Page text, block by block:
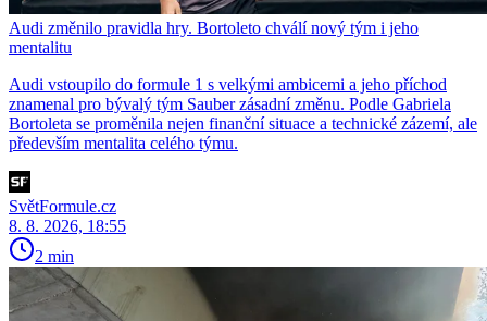
Audi změnilo pravidla hry. Bortoleto chválí nový tým i jeho
mentalitu
Audi vstoupilo do formule 1 s velkými ambicemi a jeho příchod
znamenal pro bývalý tým Sauber zásadní změnu. Podle Gabriela
Bortoleta se proměnila nejen finanční situace a technické zázemí, ale
především mentalita celého týmu.
SvětFormule.cz
8. 8. 2026, 18:55
2 min